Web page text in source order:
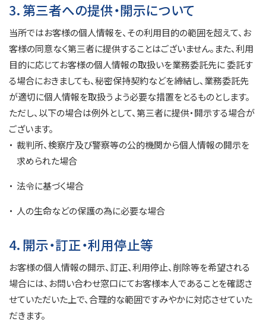
3．第三者への提供・開示について
当所ではお客様の個人情報を、その利用目的の範囲を超えて、お
客様の同意なく第三者に提供することはございません。また、利用
目的に応じてお客様の個人情報の取扱いを業務委託先に 委託す
る場合におきましても、秘密保持契約などを締結し、業務委託先
が適切に個人情報を取扱う よう必要な措置をとるものとします。
ただし、以下の場合は例外として、第三者に提供・開示する場合が
ございます。
裁判所、検察庁及び警察等の公的機関から個人情報の開示を
求められた場合
法令に基づく場合
人の生命などの保護の為に必要な場合
4．開示・訂正・利用停止等
お客様の個人情報の開示、訂正、利用停止、削除等を希望される
場合には、お問い合わせ窓口にてお客様本人であることを確認さ
せていただいた上で、合理的な範囲ですみやかに対応させていた
だきます。